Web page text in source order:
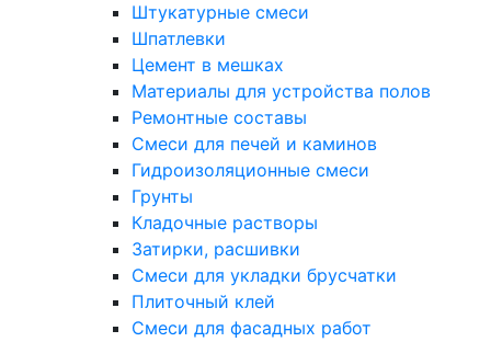
Штукатурные смеси
Шпатлевки
Цемент в мешках
Материалы для устройства полов
Ремонтные составы
Смеси для печей и каминов
Гидроизоляционные смеси
Грунты
Кладочные растворы
Затирки, расшивки
Смеси для укладки брусчатки
Плиточный клей
Смеси для фасадных работ